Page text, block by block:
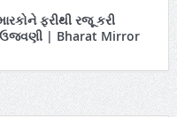
ફરીથી રજૂ કરી
ઉજવણી | Bharat Mirror